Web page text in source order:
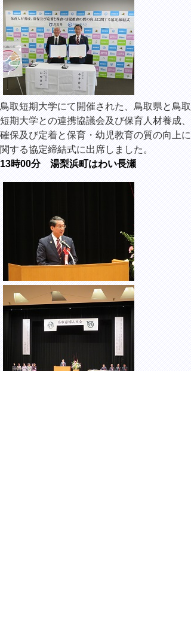
鳥取短期大学にて開催された、鳥取県と鳥取
短期大学との連携協議会及び保育人材養成、
確保及び定着と保育・幼児教育の質の向上に
関する協定締結式に出席しました。
13時00分 湯梨浜町はわい長瀬